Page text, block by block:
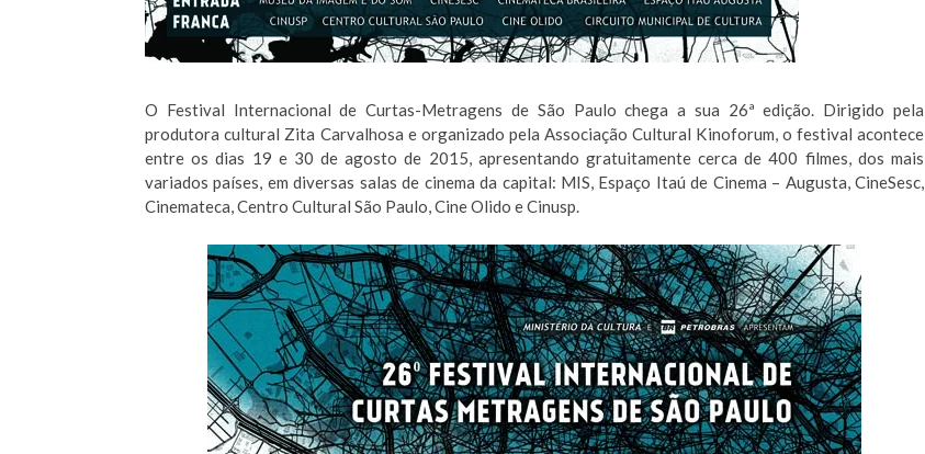
O Festival Internacional de Curtas-Metragens de São Paulo chega a sua 26ª edição. Dirigido pela
produtora cultural Zita Carvalhosa e organizado pela Associação Cultural Kinoforum, o festival acontece
entre os dias 19 e 30 de agosto de 2015, apresentando gratuitamente cerca de 400 filmes, dos mais
variados países, em diversas salas de cinema da capital: MIS, Espaço Itaú de Cinema – Augusta, CineSesc,
Cinemateca, Centro Cultural São Paulo, Cine Olido e Cinusp.